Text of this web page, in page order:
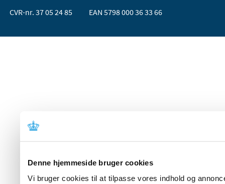
Denne hjemmeside bruger cookies
Vi bruger cookies til at tilpasse vores indhold og
CVR-nr. 37 05 24 85 EAN 5798 000 36 33 66